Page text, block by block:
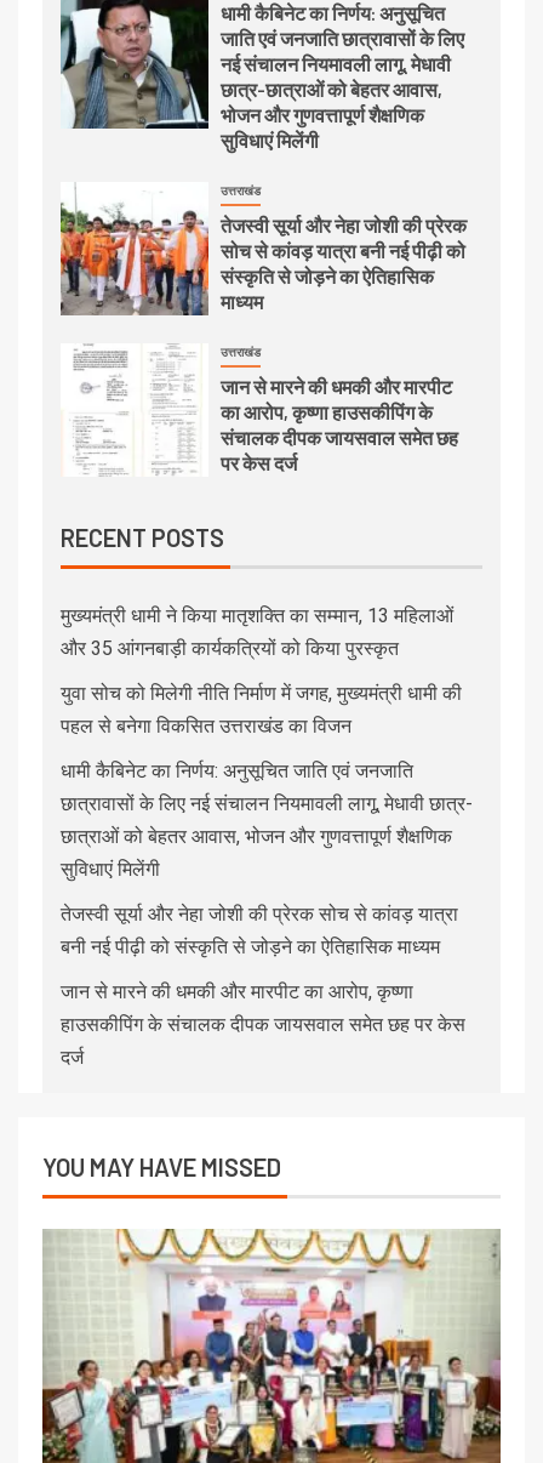
धामी कैबिनेट का निर्णय: अनुसूचित
जाति एवं जनजाति छात्रावासों के लिए
नई संचालन नियमावली लागू, मेधावी
छात्र-छात्राओं को बेहतर आवास,
भोजन और गुणवत्तापूर्ण शैक्षणिक
सुविधाएं मिलेंगी
उत्तराखंड
तेजस्वी सूर्या और नेहा जोशी की प्रेरक
सोच से कांवड़ यात्रा बनी नई पीढ़ी को
संस्कृति से जोड़ने का ऐतिहासिक
माध्यम
उत्तराखंड
जान से मारने की धमकी और मारपीट
का आरोप, कृष्णा हाउसकीपिंग के
संचालक दीपक जायसवाल समेत छह
पर केस दर्ज
RECENT POSTS
मुख्यमंत्री धामी ने किया मातृशक्ति का सम्मान, 13 महिलाओं
और 35 आंगनबाड़ी कार्यकत्रियों को किया पुरस्कृत
युवा सोच को मिलेगी नीति निर्माण में जगह, मुख्यमंत्री धामी की
पहल से बनेगा विकसित उत्तराखंड का विजन
धामी कैबिनेट का निर्णय: अनुसूचित जाति एवं जनजाति
छात्रावासों के लिए नई संचालन नियमावली लागू, मेधावी छात्र-
छात्राओं को बेहतर आवास, भोजन और गुणवत्तापूर्ण शैक्षणिक
सुविधाएं मिलेंगी
तेजस्वी सूर्या और नेहा जोशी की प्रेरक सोच से कांवड़ यात्रा
बनी नई पीढ़ी को संस्कृति से जोड़ने का ऐतिहासिक माध्यम
जान से मारने की धमकी और मारपीट का आरोप, कृष्णा
हाउसकीपिंग के संचालक दीपक जायसवाल समेत छह पर केस
दर्ज
YOU MAY HAVE MISSED